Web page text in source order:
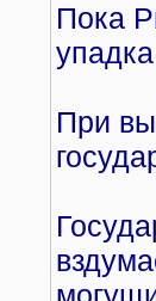
Пока
При